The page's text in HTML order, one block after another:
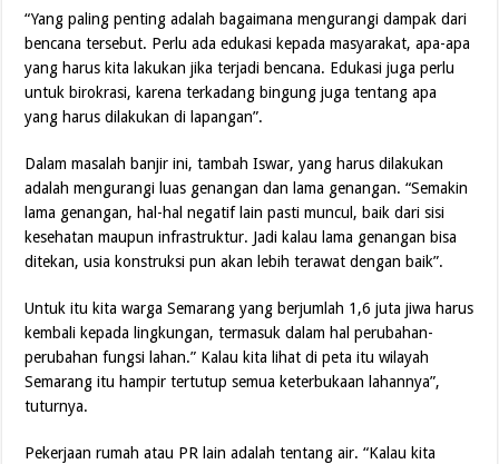
“Yang paling penting adalah bagaimana mengurangi dampak dari
bencana tersebut. Perlu ada edukasi kepada masyarakat, apa-apa
yang harus kita lakukan jika terjadi bencana. Edukasi juga perlu
untuk birokrasi, karena terkadang bingung juga tentang apa
yang harus dilakukan di lapangan”.
Dalam masalah banjir ini, tambah Iswar, yang harus dilakukan
adalah mengurangi luas genangan dan lama genangan. “Semakin
lama genangan, hal-hal negatif lain pasti muncul, baik dari sisi
kesehatan maupun infrastruktur. Jadi kalau lama genangan bisa
ditekan, usia konstruksi pun akan lebih terawat dengan baik”.
Untuk itu kita warga Semarang yang berjumlah 1,6 juta jiwa harus
kembali kepada lingkungan, termasuk dalam hal perubahan-
perubahan fungsi lahan.” Kalau kita lihat di peta itu wilayah
Semarang itu hampir tertutup semua keterbukaan lahannya”,
tuturnya.
Pekerjaan rumah atau PR lain adalah tentang air. “Kalau kita